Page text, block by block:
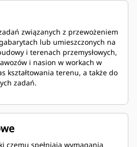
związanych z przewożeniem
lub umieszczonych na
i terenach przemysłowych,
i nasion w workach w
kształtowania terenu, a także do
zadań.
czemu spełniają wymagania